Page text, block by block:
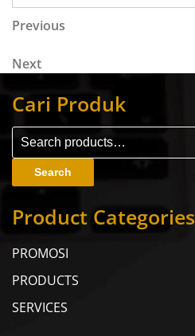
Previous
Next
Cari Produk
Search
Product Categories
PROMOSI
PRODUCTS
SERVICES